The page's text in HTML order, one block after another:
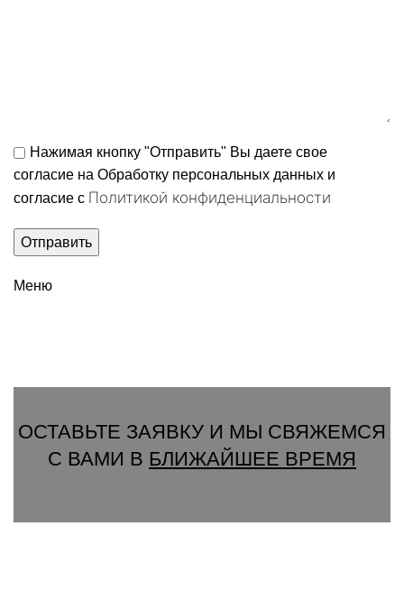
Нажимая кнопку "Отправить" Вы даете свое
согласие на Обработку персональных данных и
согласие c Политикой конфиденциальности
Меню
ОСТАВЬТЕ ЗАЯВКУ И МЫ СВЯЖЕМСЯ
С ВАМИ В БЛИЖАЙШЕЕ ВРЕМЯ